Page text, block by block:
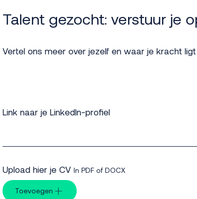
Talent gezocht: verstuur je
Vertel ons meer over jezelf en waar je kracht ligt
Link naar je LinkedIn-profiel
Upload hier je CVIn PDF of DOCX
Toevoegen